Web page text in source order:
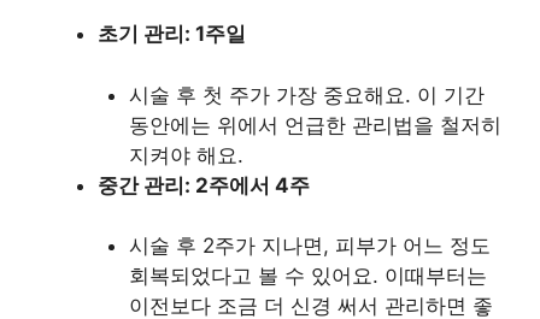
초기 관리: 1주일
시술 후 첫 주가 가장 중요해요. 이 기간
동안에는 위에서 언급한 관리법을 철저히
지켜야 해요.
중간 관리: 2주에서 4주
시술 후 2주가 지나면, 피부가 어느 정도
회복되었다고 볼 수 있어요. 이때부터는
이전보다 조금 더 신경 써서 관리하면 좋